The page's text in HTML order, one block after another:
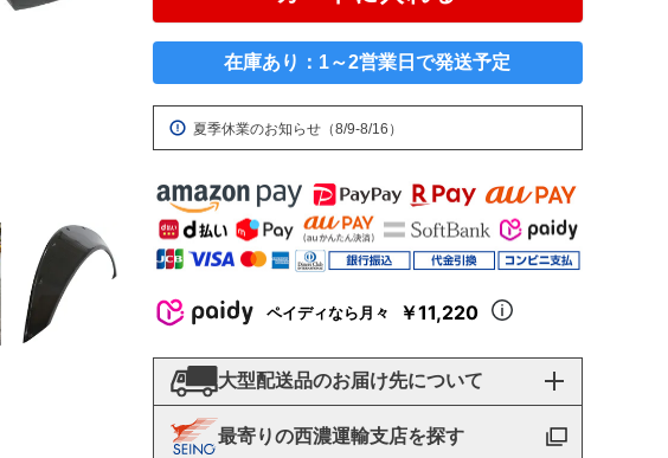
在庫あり：1～2営業日で発送予定
夏季休業のお知らせ（8/9-8/16）
ペイディなら月々 ￥11,220
大型配送品のお届け先について
最寄りの西濃運輸支店を探す